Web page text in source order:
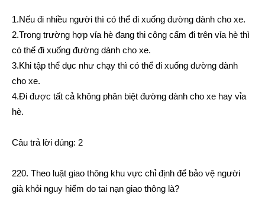
1.Nếu đi nhiều người thì có thể đi xuống đường dành cho xe.
2.Trong trường hợp vỉa hè đang thi công cấm đi trên vỉa hè thì
có thể đi xuống đường dành cho xe.
3.Khi tập thể dục như chạy thì có thể đi xuống đường dành
cho xe.
4.Đi được tất cả không phân biệt đường dành cho xe hay vỉa
hè.
Câu trả lời đúng: 2
220. Theo luật giao thông khu vực chỉ định để bảo vệ người
già khỏi nguy hiểm do tai nạn giao thông là?